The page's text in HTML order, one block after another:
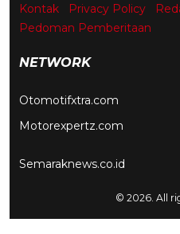
Kontak Privacy Policy
Pedoman Pemberitaan
NETWORK
Otomotifxtra.com
Motorexpertz.com
Semaraknews.co.id
© 2026. All